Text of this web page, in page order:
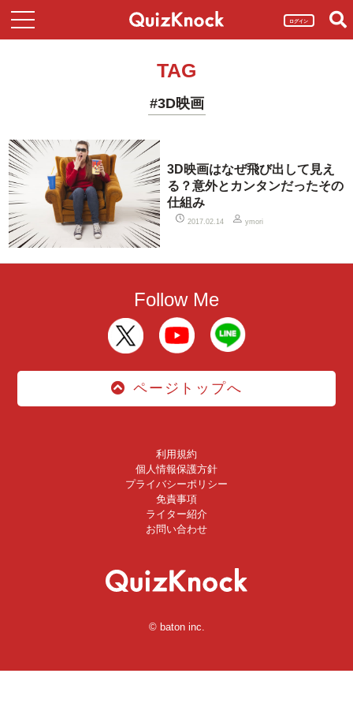
ログイン
TAG
#3D映画
3D映画はなぜ飛び出して見え
る？意外とカンタンだったその
仕組み
2017.02.14 ymori
Follow Me
ページトップへ
利用規約
個人情報保護方針
プライバシーポリシー
免責事項
ライター紹介
お問い合わせ
© baton inc.